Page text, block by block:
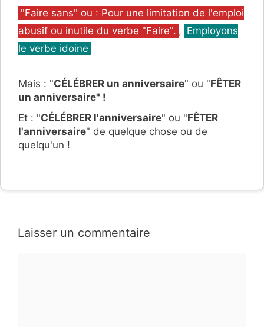
Catégories
"Faire sans" ou : Pour une limitation de l'emploi
abusif ou inutile du verbe "Faire". , Employons
le verbe idoine
Mais : "CÉLÉBRER un anniversaire" ou "FÊTER
un anniversaire" !
Et : "CÉLÉBRER l'anniversaire" ou "FÊTER
l'anniversaire" de quelque chose ou de
quelqu'un !
Laisser un commentaire